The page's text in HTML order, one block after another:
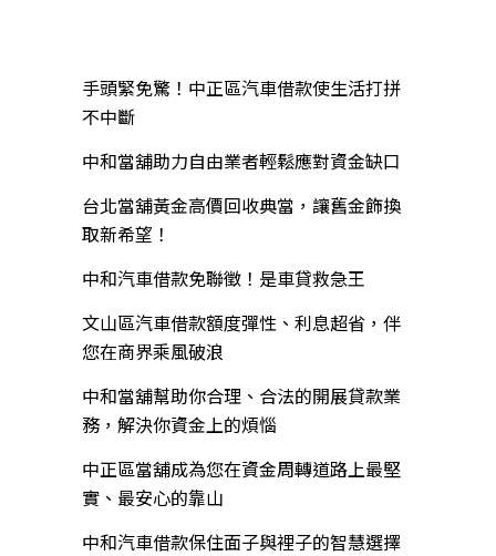
手頭緊免驚！中正區汽車借款使生活打拼
不中斷
中和當舖助力自由業者輕鬆應對資金缺口
台北當舖黃金高價回收典當，讓舊金飾換
取新希望！
中和汽車借款免聯徵！是車貸救急王
文山區汽車借款額度彈性、利息超省，伴
您在商界乘風破浪
中和當舖幫助你合理、合法的開展貸款業
務，解決你資金上的煩惱
中正區當舖成為您在資金周轉道路上最堅
實、最安心的靠山
中和汽車借款保住面子與裡子的智慧選擇